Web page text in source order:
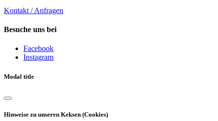
Kontakt / Anfragen
Besuche uns bei
Facebook
Instagram
Modal title
Hinweise zu unseren Keksen (Cookies)